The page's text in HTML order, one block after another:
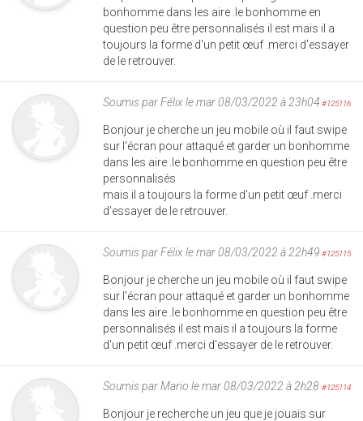
bonhomme dans les aire .le bonhomme en
question peu être personnalisés il est mais il a
toujours la forme d'un petit œuf .merci d'essayer
de le retrouver.
Soumis parFélixle mar 08/03/2022 à 23h04 #125116
Bonjour je cherche un jeu mobile où il faut swipe
sur l'écran pour attaqué et garder un bonhomme
dans les aire .le bonhomme en question peu être
personnalisés
mais il a toujours la forme d'un petit œuf .merci
d'essayer de le retrouver.
Soumis parFélixle mar 08/03/2022 à 22h49 #125115
Bonjour je cherche un jeu mobile où il faut swipe
sur l'écran pour attaqué et garder un bonhomme
dans les aire .le bonhomme en question peu être
personnalisés il est mais il a toujours la forme
d'un petit œuf .merci d'essayer de le retrouver.
Soumis parMario le mar 08/03/2022 à 2h28 #125114
Bonjour je recherche un jeu que je jouais sur